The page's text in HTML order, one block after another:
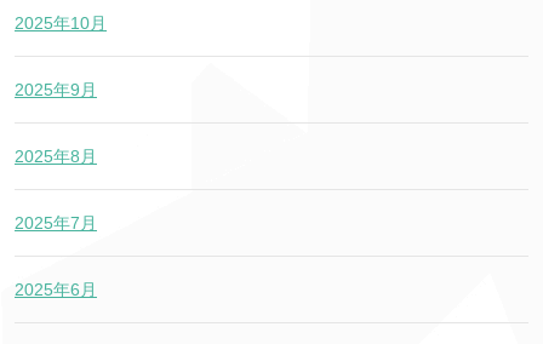
2025年10月
2025年9月
2025年8月
2025年7月
2025年6月